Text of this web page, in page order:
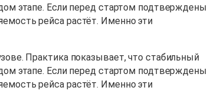
этапе. Если перед стартом подтверждены
рейса растёт. Именно эти
Практика показывает, что стабильный
этапе. Если перед стартом подтверждены
рейса растёт. Именно эти